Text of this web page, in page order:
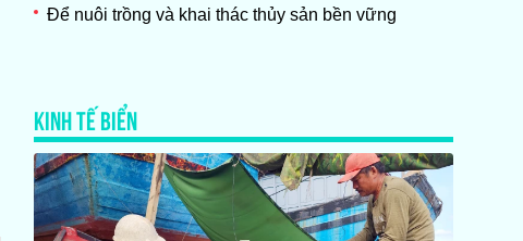
Để nuôi trồng và khai thác thủy sản bền vững
KINH TẾ BIỂN